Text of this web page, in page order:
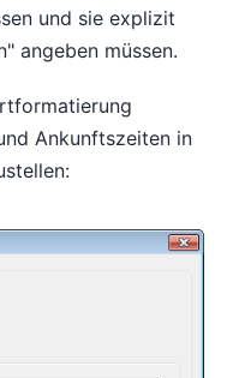
und sie explizit
angeben müssen.
Ankunftszeiten in